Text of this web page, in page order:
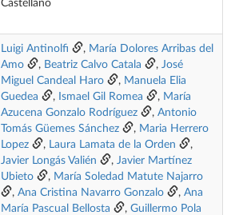
Castellano
Luigi Antinolfi , María Dolores Arribas del
Amo
, Beatriz Calvo Catala , José
Miguel Candeal Haro
, Manuela Elia
Guedea
, Ismael Gil Romea , María
Azucena Gonzalo Rodríguez
, Antonio
Tomás Güemes Sánchez
, Maria Herrero
Lopez
, Laura Lamata de la Orden
,
Javier Longás Valién
, Javier Martínez
Ubieto
, María Soledad Matute Najarro
, Ana Cristina Navarro Gonzalo , Ana
María Pascual Bellosta
, Guillermo Pola